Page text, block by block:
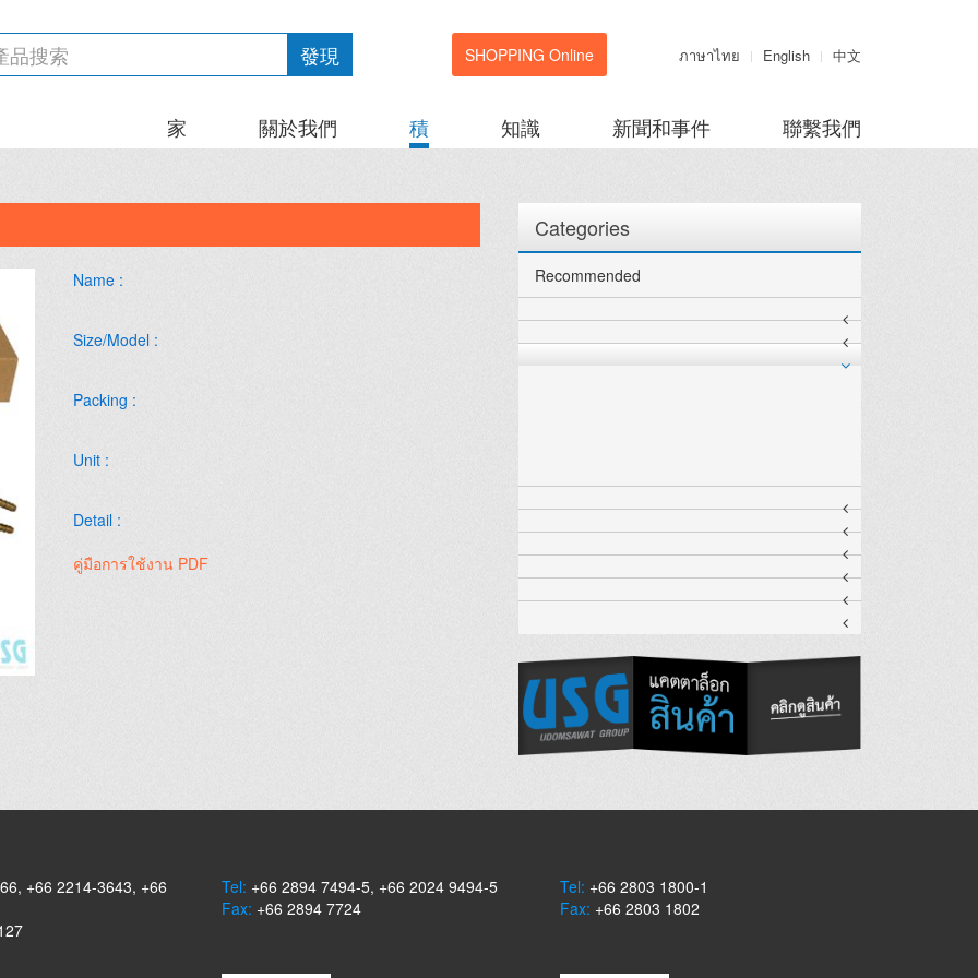
發現 SHOPPING Online ภาษาไทย English 中文
家 關於我們 積 知識 新聞和事件 聯繫我們
Name :
Size/Model :
Packing :
Unit :
Detail :
คู่มือการใช้งาน PDF
Categories
Recommended
+66 2214-3643, +66
Tel: +66 2894 7494-5, +66 2024 9494-5
Fax: +66 2894 7724
Tel: +66 2803 1800-1
Fax: +66 2803 1802